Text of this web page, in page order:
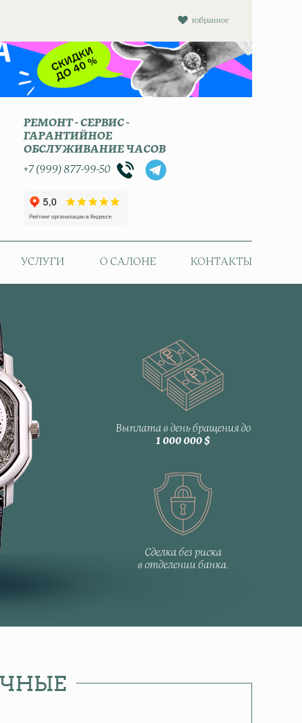
избранное
РЕМОНТ - СЕРВИС -
ГАРАНТИЙНОЕ
ОБСЛУЖИВАНИЕ ЧАСОВ
+7 (999) 877-99-50
УСЛУГИ О САЛОНЕ КОНТАКТЫ
Выплата в день бращения до
1 000 000 $
Сделка без риска
в отделении банка.